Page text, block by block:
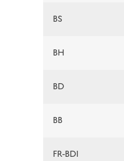
BS
BH
BD
BB
FR-BDI